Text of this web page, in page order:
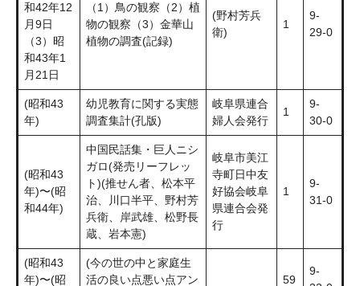
和42年12
月9日
（3）昭
和43年1
月21日
（1）鳥の観察（2）植
物の観察（3）金華山
植物の調査(記録)
(野村芳兵
衛)
1
9-
29-0
(昭和43
年)
幼児教育に関する実態
調査集計(孔版)
岐阜県連合
婦人会発行
1
9-
30-0
(昭和43
年)〜(昭
和44年)
中国民話集・巨人ニシ
ガロ(発売リーフレッ
ト)(推せん者、松本平
治、川口半平、野村芳
兵衛、岸武雄、松野長
蔵、岩本憲)
岐阜市美江
寺町日中友
好協会岐阜
県連合会発
行
1
9-
31-0
(昭和43
年)〜(昭
(今の世の中と家庭生
活の良い点悪い点アン
59
9-